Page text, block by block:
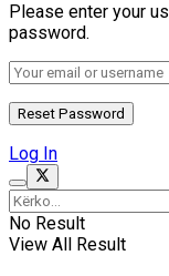
Please enter your
password.
Log In
No Result
View All Result